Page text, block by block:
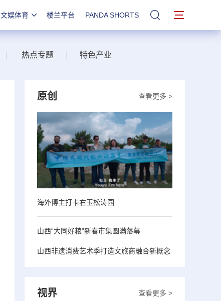
文娱体育 楼兰平台 PANDA SHORTS 站内搜索
热点专题 特色产业
查看更多 >
原创
海外博主打卡右玉松涛园
山西“大同好粮”新春市集圆满落幕
山西非遗消费艺术季打造文旅商融合新概念
查看更多 >
视界